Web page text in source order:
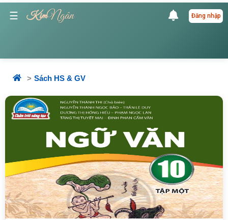
☰ KimNgân Đăng nhập
Sách HS & GV